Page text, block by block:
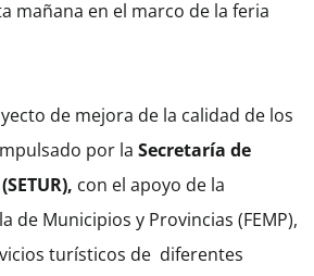
mañana en el marco de la feria
de mejora de la calidad de los
por la Secretaría de
con el apoyo de la
de Municipios y Provincias (FEMP),
turísticos de diferentes